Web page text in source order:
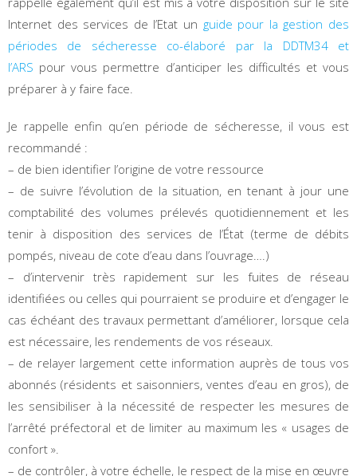
Internet des services de l’Etat un guide pour la gestion des
périodes de sécheresse co-élaboré par la DDTM34 et
l’ARS pour vous permettre d’anticiper les difficultés et vous
préparer à y faire face.
Je rappelle enfin qu’en période de sécheresse, il vous est
recommandé :
– de bien identifier l’origine de votre ressource
– de suivre l’évolution de la situation, en tenant à jour une
comptabilité des volumes prélevés quotidiennement et les
tenir à disposition des services de l’État (terme de débits
pompés, niveau de cote d’eau dans l’ouvrage….)
– d’intervenir très rapidement sur les fuites de réseau
identifiées ou celles qui pourraient se produire et d’engager le
cas échéant des travaux permettant d’améliorer, lorsque cela
est nécessaire, les rendements de vos réseaux.
– de relayer largement cette information auprès de tous vos
abonnés (résidents et saisonniers, ventes d’eau en gros), de
les sensibiliser à la nécessité de respecter les mesures de
l’arrêté préfectoral et de limiter au maximum les « usages de
confort ».
– de contrôler, à votre échelle, le respect de la mise en œuvre